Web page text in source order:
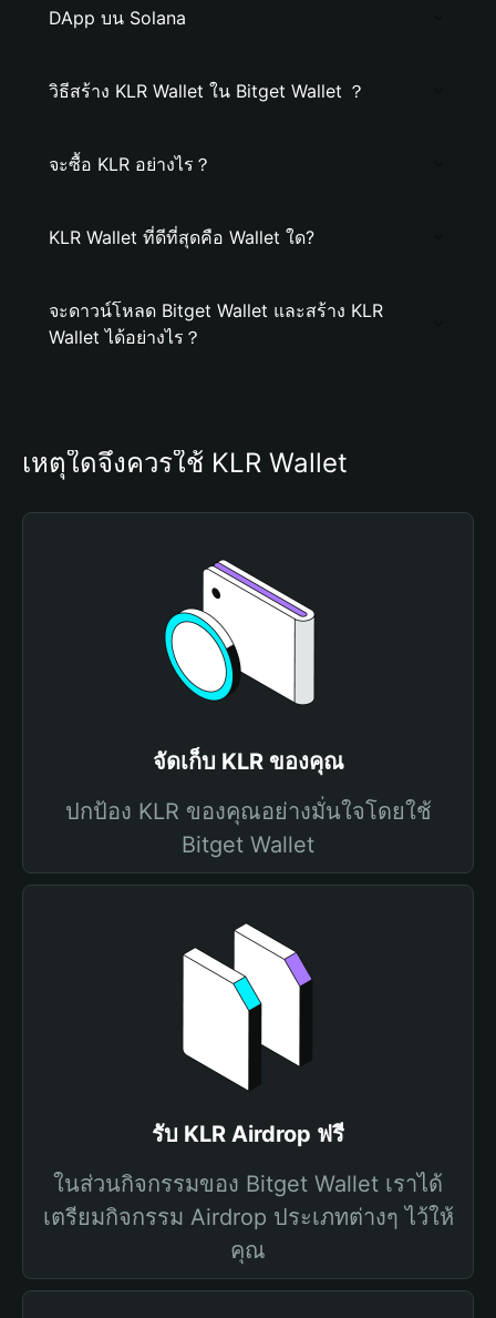
DApp บน Solana
วิธีสร้าง KLR Wallet ใน Bitget Wallet ？
จะซื้อ KLR อย่างไร？
KLR Wallet ที่ดีที่สุดคือ Wallet ใด?
จะดาวน์โหลด Bitget Wallet และสร้าง KLR
Wallet ได้อย่างไร？
เหตุใดจึงควรใช้ KLR Wallet
จัดเก็บ KLR ของคุณ
ปกป้อง KLR ของคุณอย่างมั่นใจโดยใช้
Bitget Wallet
รับ KLR Airdrop ฟรี
ในส่วนกิจกรรมของ Bitget Wallet เราได้
เตรียมกิจกรรม Airdrop ประเภทต่างๆ ไว้ให้
คุณ